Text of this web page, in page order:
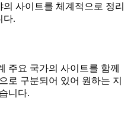
사이트를 체계적으로 정리
다.
주요 국가의 사이트를 함께
로 구분되어 있어 원하는 지
니다.